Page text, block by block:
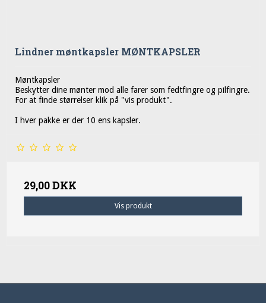
Lindner møntkapsler MØNTKAPSLER
Møntkapsler
Beskytter dine mønter mod alle farer som fedtfingre og pilfingre.
For at finde størrelser klik på "vis produkt".
I hver pakke er der 10 ens kapsler.
29,00 DKK
Vis produkt